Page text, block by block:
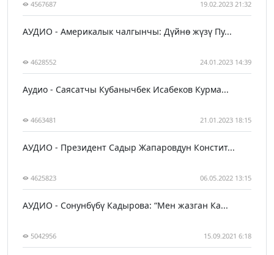
4567687 19.02.2023 21:32
АУДИО - Америкалык чалгынчы: Дүйнө жүзү Пу...
4628552 24.01.2023 14:39
Аудио - Саясатчы Кубанычбек Исабеков Курма...
4663481 21.01.2023 18:15
АУДИО - Президент Садыр Жапаровдун Констит...
4625823 06.05.2022 13:15
АУДИО - Сонунбүбү Кадырова: “Мен жазган Ка...
5042956 15.09.2021 6:18